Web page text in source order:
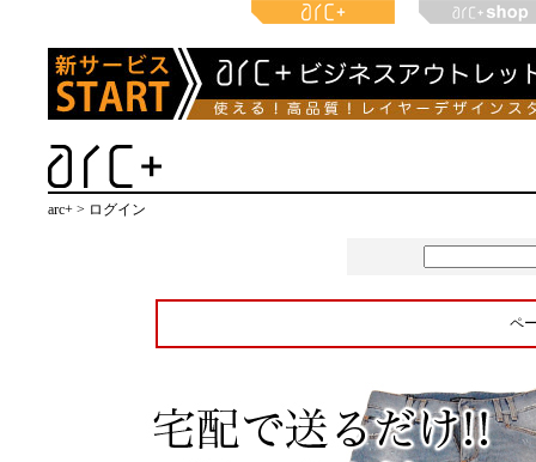
arc+ > ログイン
ペ